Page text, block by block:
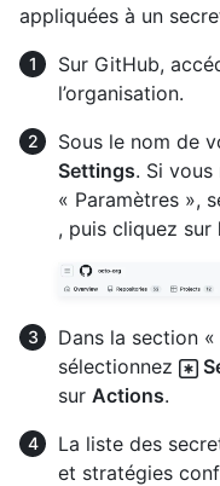
appliquées à un
Sur GitHub,
l’organisation.
Sous le nom de
Settings. Si vous
« Paramètres »,
, puis cliquez sur
Dans la section
sélectionnez
sur Actions.
La liste des
et stratégies